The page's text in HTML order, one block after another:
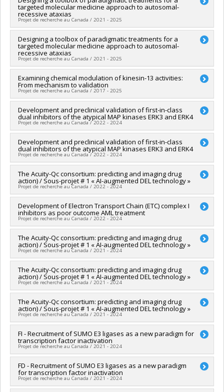
Co-researchers :Anne Marinier
Funding sources:IRSC/Instituts de recherche en santé du
Canada
Grant programs:PVXXXXXX-(PJT) Subvention Projet
targeted molecular medicine approach to autosomal-
recessive ataxias
Projet de recherche au Canada / 2021 - 2025
Lead researcher :Bernard Brais
Co-researchers :Anne Marinier
Designing a toolbox of paradigmatic treatments for a
targeted molecular medicine approach to autosomal-
recessive ataxias
Projet de recherche au Canada / 2021 - 2025
Lead researcher :Bernard Brais
Co-researchers : Anne Marinier
Funding sources:
Canada , FRQS/Fonds de recherche du Québec - Santé (FRSQ)
Grant programs:PVXXXXXX-Subvention d'équipe , PVXXXXXX-
Partenariat IRSC - Recherche interventionnelle en santé des
populations
Examining chemical modulation of kinesin-13 activities:
From mechanism to validation
Projet de recherche au Canada / 2017 - 2025
Lead researcher : Anne Marinier,Benjamin Heibun Kwok
Co-researchers : Benjamin H Kwok
Funding sources:
Grant programs:PVXXXXXX-(PJT) Subvention Projet
Development and preclinical validation of first-in-class
dual inhibitors of the atypical MAP kinases ERK3 and ERK4
Projet de recherche au Canada / 2022 - 2024
Lead researcher : Sylvain Meloche
Co-researchers : Anne Marinier,Matthew James Smith
Funding sources:
Grant programs:PVXXXXXX-(PJT) Subvention Projet
Development and preclinical validation of first-in-class
dual inhibitors of the atypical MAP kinases ERK3 and ERK4
Projet de recherche au Canada / 2022 - 2024
Lead researcher : Sylvain Meloche
Co-researchers :Anne Marinier
Funding sources:
The Acuity-Qc consortium: predicting and imaging drug
action) / Sous-projet # 1 « AI-augmented DEL technology »
Projet de recherche au Canada / 2022 - 2024
Lead researcher : Philippe Sarret
Co-researchers :Anne Marinier
Funding sources:
Development of Electron Transport Chain (ETC) complex I
inhibitors as poor outcome AML treatment
Projet de recherche au Canada / 2022 - 2024
Co-researchers :Guy Sauvageau,Anne Marinier
Funding sources:FRQS/Fonds de recherche du Québec -
Santé (FRSQ) , Ministère Économie et Innovation , Secrétariat
Grant programs:, ,
The Acuity-Qc consortium: predicting and imaging drug
action) / Sous-projet # 1 « AI-augmented DEL technology »
Projet de recherche au Canada / 2021 - 2024
Lead researcher : Philippe Sarret
Co-researchers :Anne Marinier
Funding sources:
Grant programs:PVXXXXXX-Fonds d'accélération des
collaborations en santé , PVXXXXXX-Fonds d'accélération des
collaborations en santé ,
The Acuity-Qc consortium: predicting and imaging drug
action) / Sous-projet # 1 « AI-augmented DEL technology »
Projet de recherche au Canada / 2021 - 2024
Lead researcher : Philippe Sarret
Co-researchers :Anne Marinier
Funding sources:
The Acuity-Qc consortium: predicting and imaging drug
action) / Sous-projet # 1 « AI-augmented DEL technology »
Projet de recherche au Canada / 2021 - 2024
Lead researcher : Philippe Sarret
Co-researchers :Anne Marinier
Funding sources:
FI - Recruitment of SUMO E3 ligases as a new paradigm for
transcription factor inactivation
Projet de recherche au Canada / 2021 - 2024
Lead researcher :Sylvie Mader,Marie-Josée Hébert
Co-researchers : Katherine Borden
Anne Marinier
FD - Recruitment of SUMO E3 ligases as a new paradigm
for transcription factor inactivation
Projet de recherche au Canada / 2021 - 2024